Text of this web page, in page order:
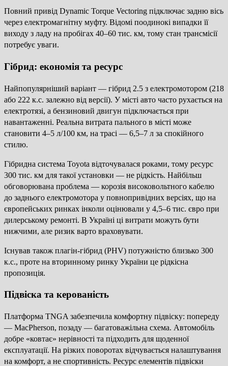
Повний привід Dynamic Torque Vectoring підключає задню вісь
через електромагнітну муфту. Відомі поодинокі випадки її
виходу з ладу на пробігах 40–60 тис. км, тому стан трансмісії
потребує уваги.
Гібрид: економія та ресурс
Найпопулярніший варіант — гібрид 2.5 з електромотором (218
або 222 к.с. залежно від версії). У місті авто часто рухається на
електротязі, а бензиновий двигун підключається при
навантаженні. Реальна витрата пального в місті може
становити 4–5 л/100 км, на трасі — 6,5–7 л за спокійного
стилю.
Гібридна система Toyota відточувалася роками, тому ресурс
300 тис. км для такої установки — не рідкість. Найбільш
обговорювана проблема — корозія високовольтного кабелю
до заднього електромотора у повнопривідних версіях, що на
європейських ринках інколи оцінювали у 4,5–6 тис. євро при
дилерському ремонті. В Україні ці витрати можуть бути
нижчими, але ризик варто враховувати.
Існував також плагін-гібрид (PHV) потужністю близько 300
к.с., проте на вторинному ринку України це рідкісна
пропозиція.
Підвіска та керованість
Платформа TNGA забезпечила комфортну підвіску: попереду
— MacPherson, позаду — багатоважільна схема. Автомобіль
добре «ковтає» нерівності та підходить для щоденної
експлуатації. На різких поворотах відчувається налаштування
на комфорт, а не спортивність. Ресурс елементів підвіски